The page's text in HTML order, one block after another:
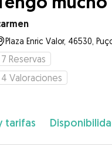
Plaza Enric Valor, 46530,
7 Reservas
4 Valoraciones
tarifas